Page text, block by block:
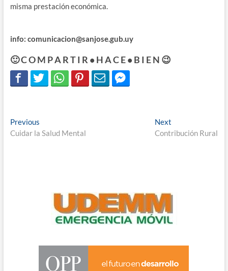
misma prestación económica.
info: comunicacion@sanjose.gub.uy
🙂 C O M P A R T I R • H A C E • B I E N 😉
Navegación
de
PreviousPrevious
post:
Cuidar la Salud Mental
Next
post:
Contribución Rural